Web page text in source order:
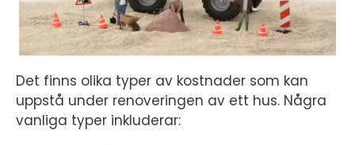
Det finns olika typer av kostnader som kan
uppstå under renoveringen av ett hus. Några
vanliga typer inkluderar: